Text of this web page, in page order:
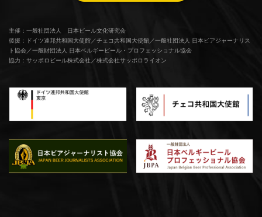
主催：一般社団法人 日本ビール文化研究会
後援：ドイツ連邦共和国大使館／チェコ共和国大使館／一般社団法人 日本ビアジャーナリス
ト協会／一般財団法人 日本ベルギービール・プロフェッショナル協会
協力：サッポロビール株式会社／株式会社サッポロライオン